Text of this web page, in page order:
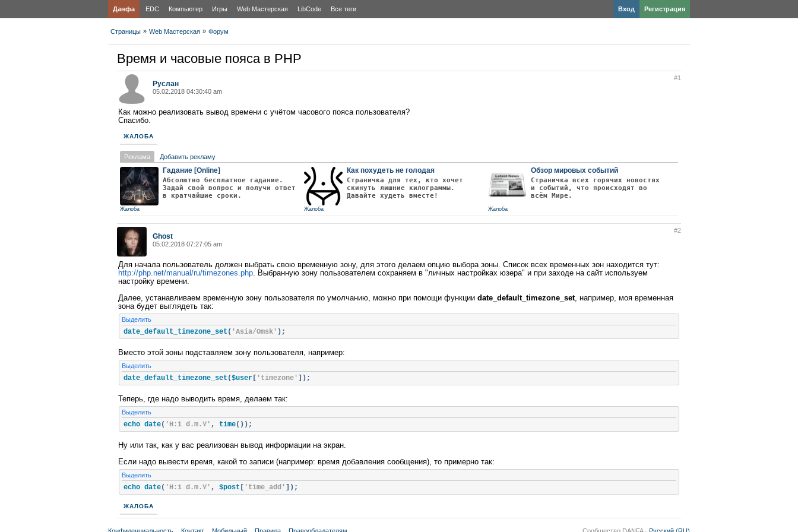
Данфа EDC Компьютер Игры Web Мастерская LibCode Все теги Регистрация
Вход
Страницы » Web Мастерская » Форум
Время и часовые пояса в PHP
Руслан
05.02.2018 04:30:40 am
#1
Как можно реализовать вывод времени с учётом часового пояса пользователя?
Спасибо.
ЖАЛОБА
Реклама Добавить рекламу
Гадание [Online]
Абсолютно бесплатное гадание.
Задай свой вопрос и получи ответ
в кратчайшие сроки.
Жалоба
Как похудеть не голодая
Страничка для тех, кто хочет
скинуть лишние килограммы.
Давайте худеть вместе!
Жалоба
Обзор мировых событий
Страничка всех горячих новостях
и событий, что происходят во
всём Мире.
Жалоба
Ghost
05.02.2018 07:27:05 am
#2
Для начала пользователь должен выбрать свою временную зону, для этого делаем опцию выбора зоны. Список всех временных зон находится тут:
http://php.net/manual/ru/timezones.php. Выбранную зону пользователем сохраняем в "личных настройках юзера" и при заходе на сайт используем
настройку времени.
Далее, устанавливаем временную зону пользователя по умолчанию, можно при помощи функции date_default_timezone_set, например, моя временная
зона будет выглядеть так:
Выделить
date_default_timezone_set ( 'Asia/Omsk' );
Вместо этой зоны подставляем зону пользователя, например:
Выделить
date_default_timezone_set ($user [ 'timezone' ]);
Теперь, где надо выводить время, делаем так:
Выделить
echo date( 'H:i d.m.Y' , time());
Ну или так, как у вас реализован вывод информации на экран.
Если надо вывести время, какой то записи (например: время добавления сообщения), то примерно так:
Выделить
echo date( 'H:i d.m.Y' , $post [ 'time_add' ]);
ЖАЛОБА